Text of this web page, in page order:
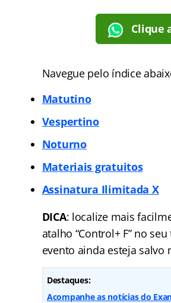
Clique
Navegue pelo índice
Matutino
Vespertino
Noturno
Materiais gratuitos
Assinatura Ilimitada X
DICA: localize mais
atalho “Control+ F” no
evento ainda esteja salvo
Destaques:
Acompanhe as notícias do